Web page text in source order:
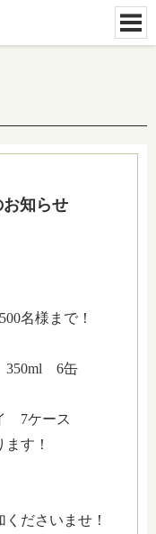
知らせ
名様まで！
350ml 6缶
7ケース
す！
ださいませ！